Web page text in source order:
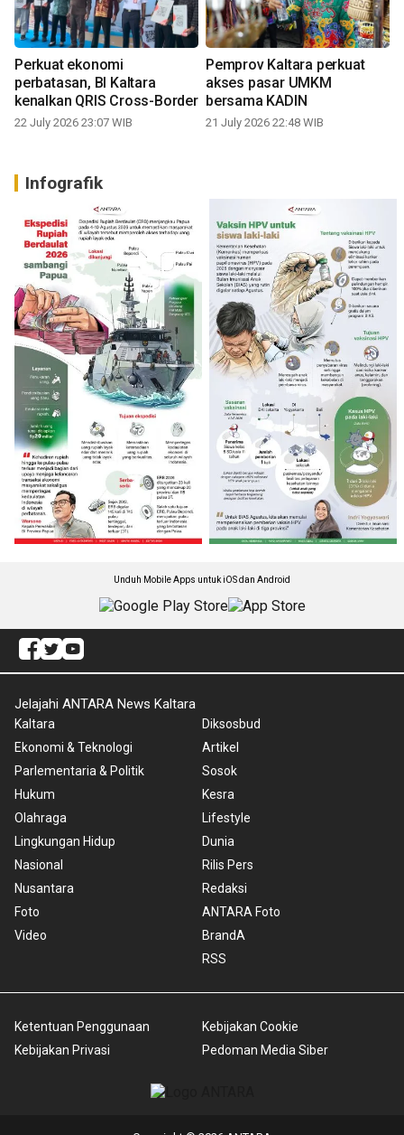
Perkuat ekonomi
perbatasan, BI Kaltara
kenalkan QRIS Cross-Border
22 July 2026 23:07 WIB
Pemprov Kaltara perkuat
akses pasar UMKM
bersama KADIN
21 July 2026 22:48 WIB
Infografik
Unduh Mobile Apps untuk iOS dan Android
Jelajahi ANTARA News Kaltara
Kaltara
Ekonomi & Teknologi
Parlementaria & Politik
Hukum
Olahraga
Lingkungan Hidup
Nasional
Nusantara
Foto
Video
Diksosbud
Artikel
Sosok
Kesra
Lifestyle
Dunia
Rilis Pers
Redaksi
ANTARA Foto
BrandA
RSS
Ketentuan Penggunaan
Kebijakan Privasi
Kebijakan Cookie
Pedoman Media Siber